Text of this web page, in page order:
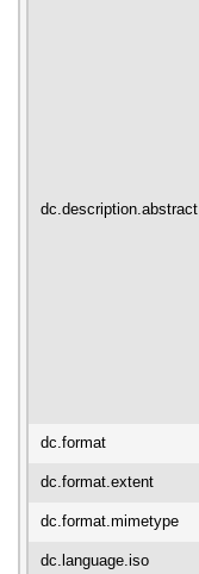
dc.description.abstract
dc.format
dc.format.extent
dc.format.mimetype
dc.language.iso